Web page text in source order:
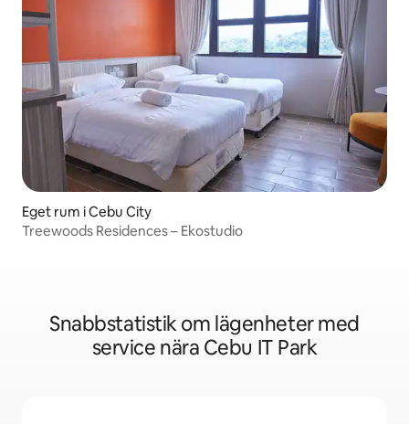
Eget rum i Cebu City
Treewoods Residences – Ekostudio
Snabbstatistik om lägenheter med
service nära Cebu IT Park